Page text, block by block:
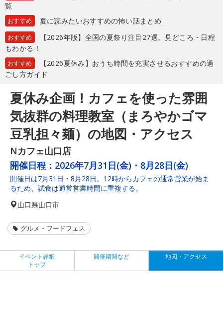
覧
おすすめ 夏に読みたいおすすめの怖い話まとめ
おすすめ
【2026年版】全国の夏祭り注目27選。見どころ・日程
もわかる！
おすすめ
【2026夏休み】おうち時間を充実させるおすすめの過
ごし方ガイド
夏休み企画！カフェを使った雰囲
気抜群の料理教室（まろやかゴマ
豆乳担々麺）の地図・アクセス
Nカフェ山口店
開催日程： 2026年7月31日(金)・8月28日(金)
開催日は7月31日・8月28日。12時からカフェの通常営業が始ま
るため、試食は通常営業時間に重複する。
山口県山口市
グルメ・フードフェス
イベント詳細
トップ
開催期間など 地図・アクセス